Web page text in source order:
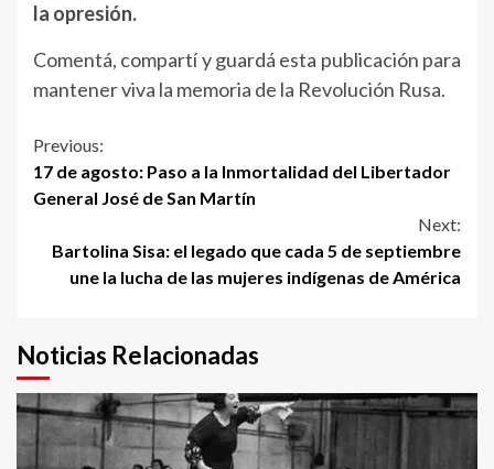
la opresión.
Comentá, compartí y guardá esta publicación para
mantener viva la memoria de la Revolución Rusa.
Continue
Reading
Previous:
17 de agosto: Paso a la Inmortalidad del Libertador
General José de San Martín
Next:
Bartolina Sisa: el legado que cada 5 de septiembre
une la lucha de las mujeres indígenas de América
Noticias Relacionadas